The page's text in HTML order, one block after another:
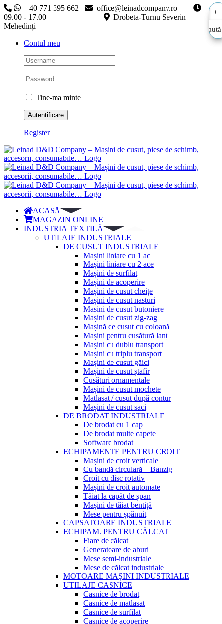
Skip
to
content
+40 771 395 662
office@leinadcompany.ro
09.00 - 17.00
Drobeta-Turnu Severin
Mehedinți
Contul meu
Tine-ma minte
Register
ACASĂ
MAGAZIN ONLINE
INDUSTRIA TEXTILĂ
UTILAJE INDUSTRIALE
DE CUSUT INDUSTRIALE
Mașini liniare cu 1 ac
Mașini liniare cu 2 ace
Mașini de surfilat
Mașini de acoperire
Mașini de cusut cheițe
Mașini de cusut nasturi
Masini de cusut butoniere
Mașini de cusut zig-zag
Mașină de cusut cu coloană
Mașini pentru cusătură lanț
Mașini cu dublu transport
Mașini cu triplu transport
Mașini de cusut găici
Mașini de cusut ștafir
Cusături ornamentale
Mașini de cusut mochete
Matlasat / cusut după contur
Mașini de cusut saci
DE BRODAT INDUSTRIALE
De brodat cu 1 cap
De brodat multe capete
Software brodat
ECHIPAMENTE PENTRU CROIT
Mașini de croit verticale
Cu bandă circulară – Banzig
Croit cu disc rotativ
Mașini de croit automate
Tăiat la capăt de șpan
Mașini de tăiat bentiță
Mese pentru șpănuit
CAPSATOARE INDUSTRIALE
ECHIPAM. PENTRU CĂLCAT
Fiare de călcat
Generatoare de aburi
Mese semi-industriale
Mese de călcat industriale
MOTOARE MAȘINI INDUSTRIALE
UTILAJE CASNICE
Casnice de brodat
Casnice de matlasat
Casnice de surfilat
Casnice de acoperire
Caută
Caută